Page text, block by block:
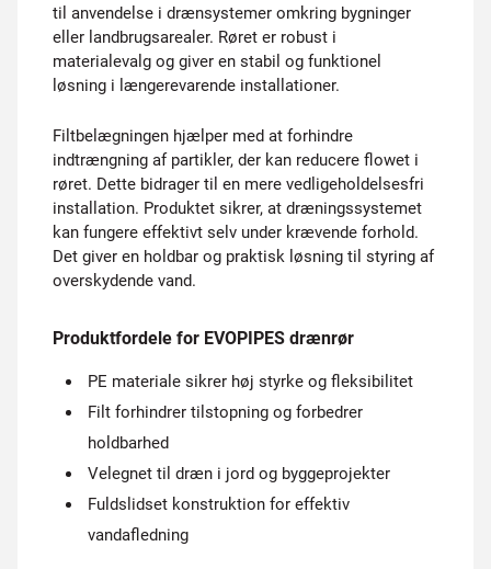
til anvendelse i drænsystemer omkring bygninger
eller landbrugsarealer. Røret er robust i
materialevalg og giver en stabil og funktionel
løsning i længerevarende installationer.
Filtbelægningen hjælper med at forhindre
indtrængning af partikler, der kan reducere flowet i
røret. Dette bidrager til en mere vedligeholdelsesfri
installation. Produktet sikrer, at dræningssystemet
kan fungere effektivt selv under krævende forhold.
Det giver en holdbar og praktisk løsning til styring af
overskydende vand.
Produktfordele for EVOPIPES drænrør
PE materiale sikrer høj styrke og fleksibilitet
Filt forhindrer tilstopning og forbedrer
holdbarhed
Velegnet til dræn i jord og byggeprojekter
Fuldslidset konstruktion for effektiv
vandafledning